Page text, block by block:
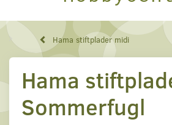
Hama stiftplader midi
Hama
Sommerfugl